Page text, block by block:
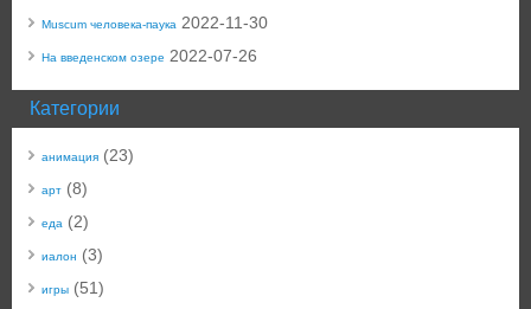
Muscum человека-паука 2022-11-30
На введенском озере 2022-07-26
Категории
анимация (23)
арт (8)
еда (2)
иалон (3)
игры (51)